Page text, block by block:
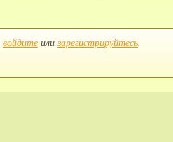
войдитеилизарегистрируйтесь.